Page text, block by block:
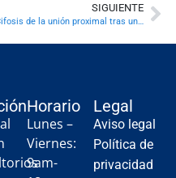
SIGUIENTE
Cifosis de la unión proximal tras una fusión larga: 9 señales que no conviene atribuir al postoperatorio
Horario
Lunes –
Viernes:
9am-
Legal
Aviso legal
Política de
privacidad